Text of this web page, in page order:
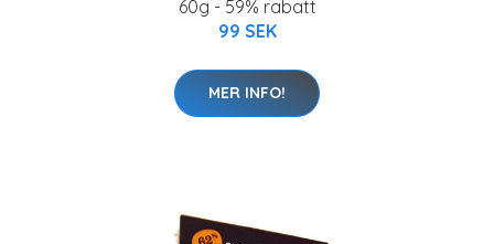
60g - 59% rabatt
99 SEK
MER INFO!